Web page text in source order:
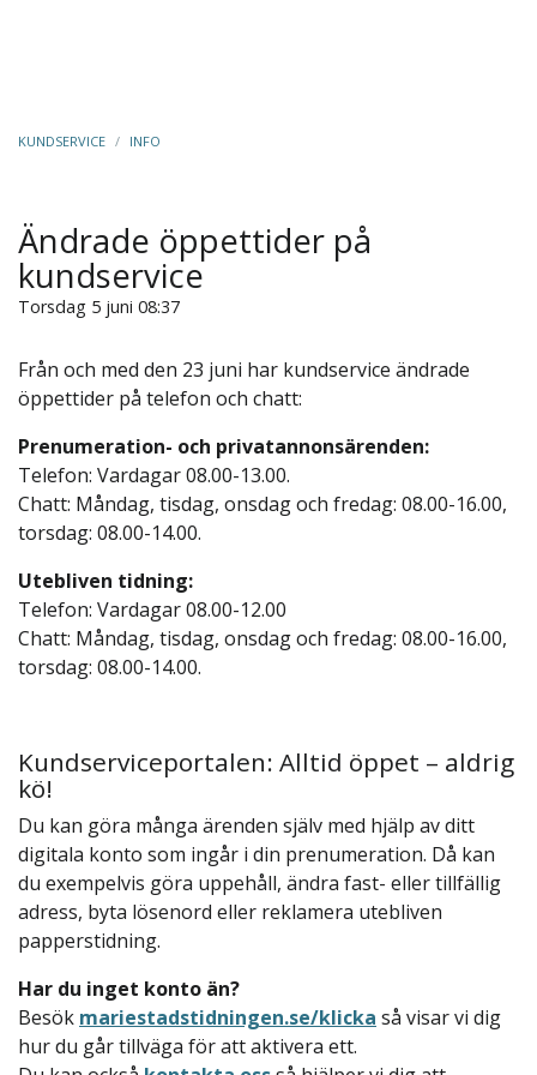
KUNDSERVICE / INFO
Ändrade öppettider på
kundservice
Torsdag 5 juni 08:37
Från och med den 23 juni har kundservice ändrade
öppettider på telefon och chatt:
Prenumeration- och privatannonsärenden:
Telefon: Vardagar 08.00-13.00.
Chatt: Måndag, tisdag, onsdag och fredag: 08.00-16.00,
torsdag: 08.00-14.00.
Utebliven tidning:
Telefon: Vardagar 08.00-12.00
Chatt: Måndag, tisdag, onsdag och fredag: 08.00-16.00,
torsdag: 08.00-14.00.
Kundserviceportalen: Alltid öppet – aldrig
kö!
Du kan göra många ärenden själv med hjälp av ditt
digitala konto som ingår i din prenumeration. Då kan
du exempelvis göra uppehåll, ändra fast- eller tillfällig
adress, byta lösenord eller reklamera utebliven
papperstidning.
Har du inget konto än?
Besök mariestadstidningen.se/klicka så visar vi dig
hur du går tillväga för att aktivera ett.